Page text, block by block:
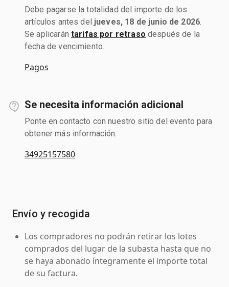
Debe pagarse la totalidad del importe de los
artículos antes del jueves, 18 de junio de 2026
Se aplicarán tarifas por retraso después de la
fecha de vencimiento.
Pagos
Se necesita información adicional
Ponte en contacto con nuestro sitio del evento para
obtener más información.
34925157580
Envío y recogida
Los compradores no podrán retirar los lotes
comprados del lugar de la subasta hasta que no
se haya abonado íntegramente el importe total
de su factura.